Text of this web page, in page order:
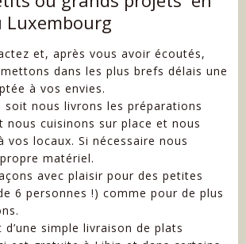
Luxembourg
et, après vous avoir écoutés,
dans les plus brefs délais une
à vos envies.
soit nous livrons les préparations
nous cuisinons sur place et nous
vos locaux. Si nécessaire nous
matériel.
avec plaisir pour des petites
6 personnes !) comme pour de plus
d’une simple livraison de plats